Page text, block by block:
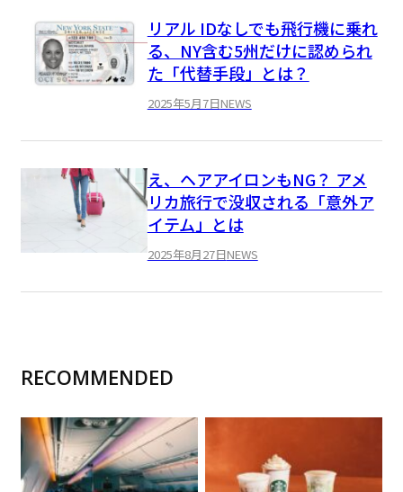
リアル IDなしでも飛行機に乗れ
る、NY含む5州だけに認められ
た「代替手段」とは？
2025年5月7日NEWS
え、ヘアアイロンもNG？ アメ
リカ旅行で没収される「意外ア
イテム」とは
2025年8月27日NEWS
RECOMMENDED